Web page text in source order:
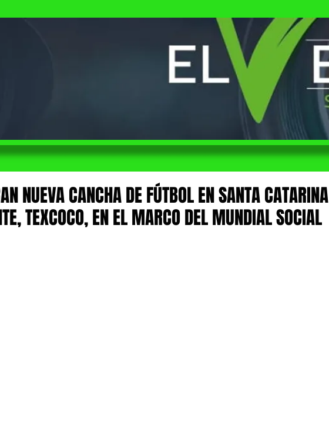
NUEVA CANCHA DE FÚTBOL EN SANTA CATARINA
TEXCOCO, EN EL MARCO DEL MUNDIAL SOCIAL
de 5 estrellas.